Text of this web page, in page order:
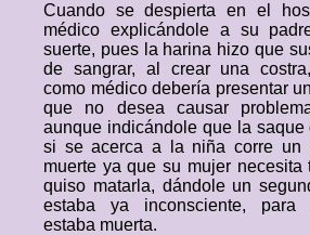
Cuando se despierta en el
médico explicándole a su
suerte, pues la harina hizo que
de sangrar, al crear una
como médico debería presentar
que no desea causar
aunque indicándole que la saque
si se acerca a la niña corre un
muerte ya que su mujer necesita
quiso matarla, dándole un
estaba ya inconsciente, para
estaba muerta.